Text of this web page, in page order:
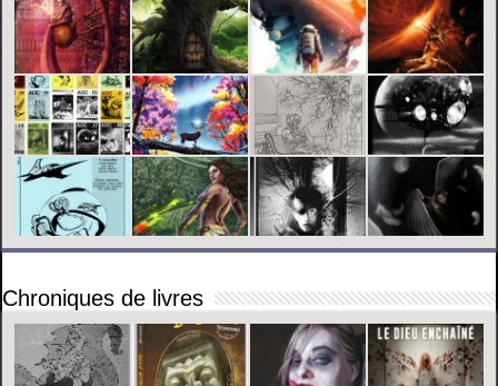
Chroniques de livres